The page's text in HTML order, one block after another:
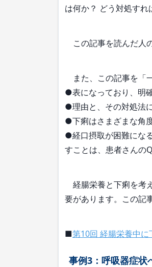
は何か？ どう対処すれ
この記事を読んだ人
また、この記事を「
●表になっており、明
●理由と、その対処法
●下痢はさまざまな角
●経口摂取が困難にな
すことは、患者さんの
経腸栄養と下痢を考
要があります。この記
■第10回 経腸栄養中に
事例3：呼吸器症状